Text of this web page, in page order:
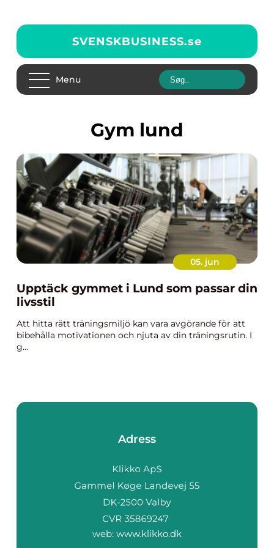
SVENSKBUSINESS.se
Menu
gym lund
05. jun
Upptäck gymmet i Lund som passar din
livsstil
Att hitta rätt träningsmiljö kan vara avgörande för att
bibehålla motivationen och njuta av din träningsrutin. I
g...
Adress
web: www.klikko.dk